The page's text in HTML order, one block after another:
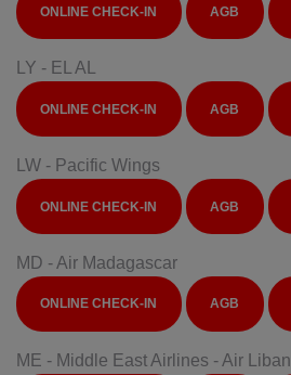
ONLINE CHECK-IN AGB
LY - EL AL
ONLINE CHECK-IN AGB
LW - Pacific Wings
ONLINE CHECK-IN AGB
MD - Air Madagascar
ONLINE CHECK-IN AGB
ME - Middle East Airlines - Air Liban